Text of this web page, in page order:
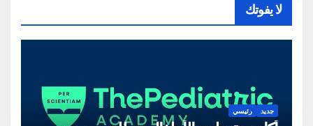
لا يفوتك
جديد رئيسي